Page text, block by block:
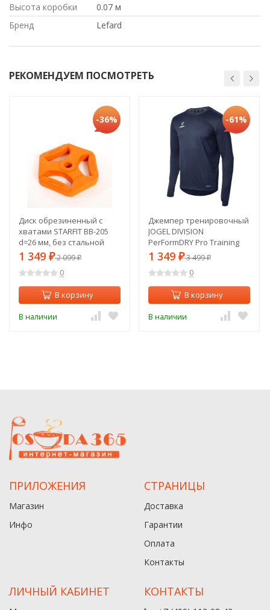
Высота коробки
0.07 м
Бренд
Lefard
РЕКОМЕНДУЕМ ПОСМОТРЕТЬ
-36%
Диск обрезиненный с
хватами STARFIT BB-205
d=26 мм, без стальной
втулки, оранжевый, 2,5 кг
(998393)
1 349 ₽2 099₽
0
В корзину
В наличии
-61%
Джемпер тренировочный
JOGEL DIVISION
PerFormDRY Pro Training
Top, темно-синий, детский
(1949042)
1 349 ₽3 499₽
0
В корзину
В наличии
ПРИЛОЖЕНИЯ
Магазин
Инфо
СТРАНИЦЫ
Доставка
Гарантии
Оплата
Контакты
ЛИЧНЫЙ КАБИНЕТ КОНТАКТЫ